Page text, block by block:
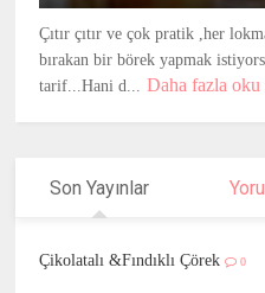
Çıtır çıtır ve çok pratik ,her
bırakan bir börek yapmak
tarif...Hani d...
Daha fazla oku
Son Yayınlar
Çikolatalı &Fındıklı Çörek 0